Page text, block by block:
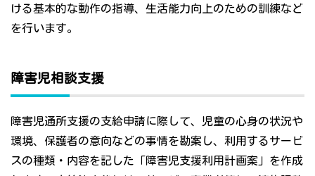
ける基本的な動作の指導、生活能力向上のための訓練など
を行います。
障害児相談支援
障害児通所支援の支給申請に際して、児童の心身の状況や
環境、保護者の意向などの事情を勘案し、利用するサービ
スの種類・内容を記した「障害児支援利用計画案」を作成